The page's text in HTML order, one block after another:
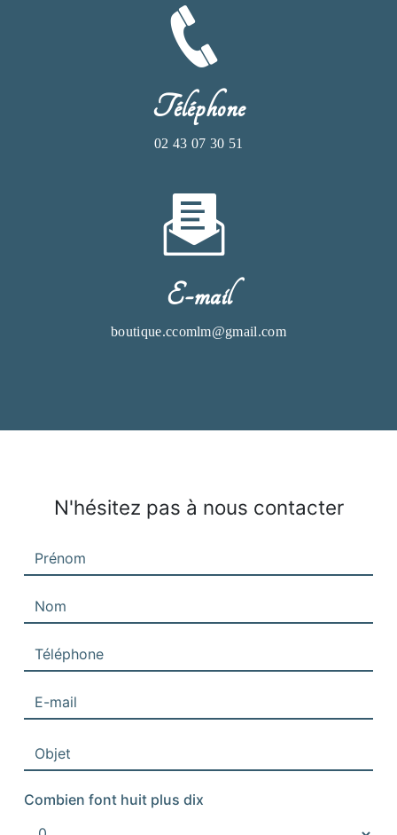
Téléphone
02 43 07 30 51
E-mail
boutique.ccomlm@gmail.com
N'hésitez pas à nous contacter
Combien font huit plus dix